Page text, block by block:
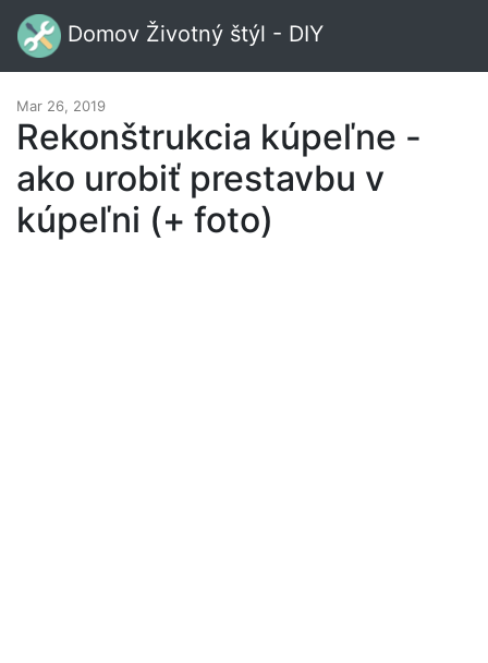
Domov Životný štýl - DIY
Mar 26, 2019
Rekonštrukcia kúpeľne -
ako urobiť prestavbu v
kúpeľni (+ foto)